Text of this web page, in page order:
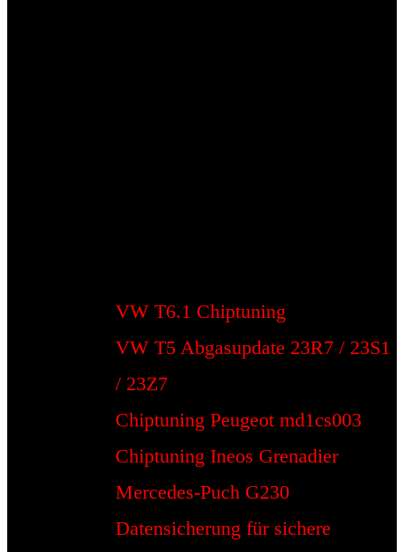
VW T6.1 Chiptuning
VW T5 Abgasupdate 23R7 / 23S1
/ 23Z7
Chiptuning Peugeot md1cs003
Chiptuning Ineos Grenadier
Mercedes-Puch G230
Datensicherung für sichere